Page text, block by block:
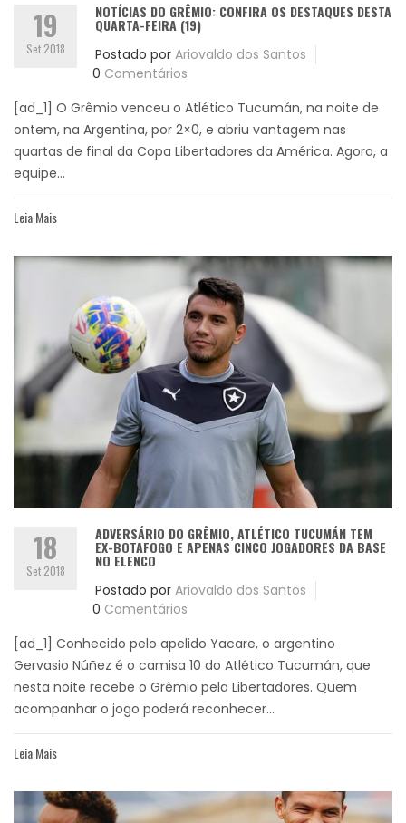
19
Set 2018
NOTÍCIAS DO GRÊMIO: CONFIRA OS DESTAQUES DESTA
QUARTA-FEIRA (19)
Postado por Ariovaldo dos Santos
0 Comentários
[ad_1] O Grêmio venceu o Atlético Tucumán, na noite de
ontem, na Argentina, por 2×0, e abriu vantagem nas
quartas de final da Copa Libertadores da América. Agora, a
equipe...
Leia Mais
18
Set 2018
ADVERSÁRIO DO GRÊMIO, ATLÉTICO TUCUMÁN TEM
EX-BOTAFOGO E APENAS CINCO JOGADORES DA BASE
NO ELENCO
Postado por Ariovaldo dos Santos
0 Comentários
[ad_1] Conhecido pelo apelido Yacare, o argentino
Gervasio Núñez é o camisa 10 do Atlético Tucumán, que
nesta noite recebe o Grêmio pela Libertadores. Quem
acompanhar o jogo poderá reconhecer...
Leia Mais